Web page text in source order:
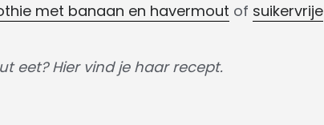
met banaan en havermout of suikervrije
eet? Hier vind je haar recept.